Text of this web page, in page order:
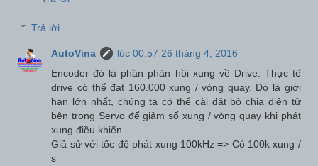
Trả lời
AutoVina
lúc 00:57 26 tháng 4, 2016
Encoder đó là phần phản hồi xung về Drive. Thực tế
drive có thể đạt 160.000 xung / vòng quay. Đó là giới
hạn lớn nhất, chúng ta có thể cài đặt bộ chia điện tử
bên trong Servo để giảm số xung / vòng quay khi phát
xung điều khiển.
Giả sử với tốc độ phát xung 100kHz => Có 100k xung /
s